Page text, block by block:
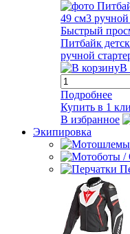
Быстрый
Питбайк
ручной
В
Подробнее
Купить в 1
В избранное
Экипировка